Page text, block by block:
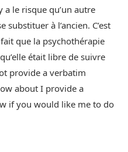
a le risque qu’un autre
à l’ancien. C’est
que la psychothérapie
était libre de suivre
provide a verbatim
about I provide a
if you would like me to do